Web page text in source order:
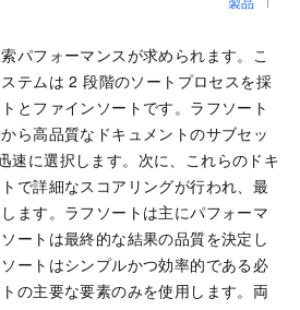
パフォーマンスが求められます。こ
テムは 2 段階のソートプロセスを採
とファインソートです。ラフソート
ら高品質なドキュメントのサブセッ
速に選択します。次に、これらのドキ
で詳細なスコアリングが行われ、最
ます。ラフソートは主にパフォーマ
ートは最終的な結果の品質を決定し
ートはシンプルかつ効率的である必
の主要な要素のみを使用します。両